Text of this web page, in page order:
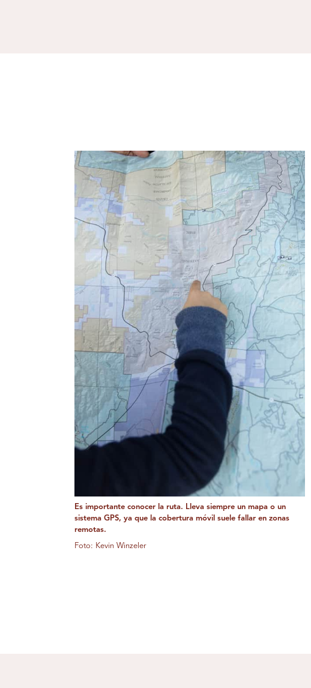
Es importante conocer la ruta. Lleva siempre un mapa o un
sistema GPS, ya que la cobertura móvil suele fallar en zonas
remotas.
Foto: Kevin Winzeler